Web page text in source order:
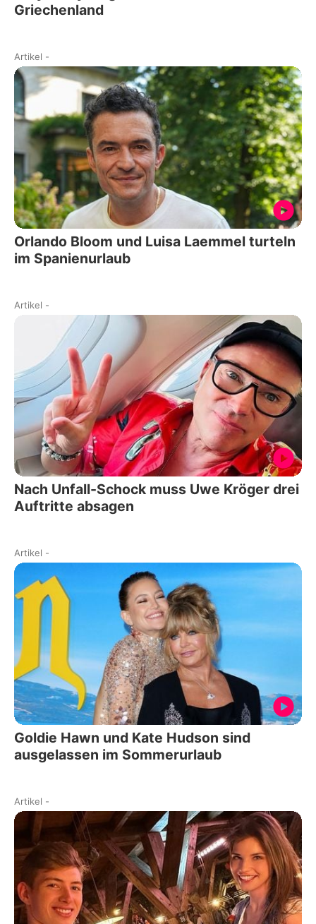
Griechenland
Artikel -
Orlando Bloom und Luisa Laemmel turteln
im Spanienurlaub
Artikel -
Nach Unfall-Schock muss Uwe Kröger drei
Auftritte absagen
Artikel -
Goldie Hawn und Kate Hudson sind
ausgelassen im Sommerurlaub
Artikel -